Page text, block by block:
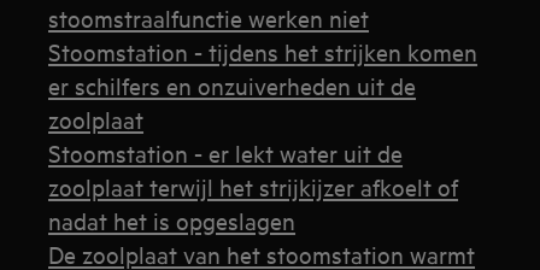
stoomstraalfunctie werken niet
Stoomstation - tijdens het strijken komen
er schilfers en onzuiverheden uit de
zoolplaat
Stoomstation - er lekt water uit de
zoolplaat terwijl het strijkijzer afkoelt of
nadat het is opgeslagen
De zoolplaat van het stoomstation warmt